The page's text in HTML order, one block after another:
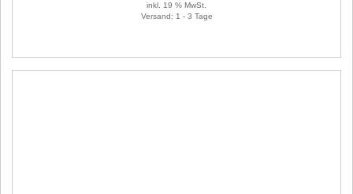
inkl. 19 % MwSt.
Versand: 1 - 3 Tage